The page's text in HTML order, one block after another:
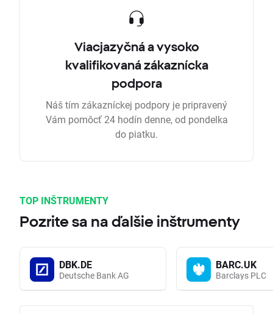
Viacjazyčná a vysoko
kvalifikovaná zákaznícka
podpora
Náš tím zákazníckej podpory je pripravený
Vám pomôcť 24 hodín denne, od pondelka
do piatku.
TOP INŠTRUMENTY
Pozrite sa na ďalšie inštrumenty
DBK.DE
Deutsche Bank AG
BARC.UK
Barclays PLC